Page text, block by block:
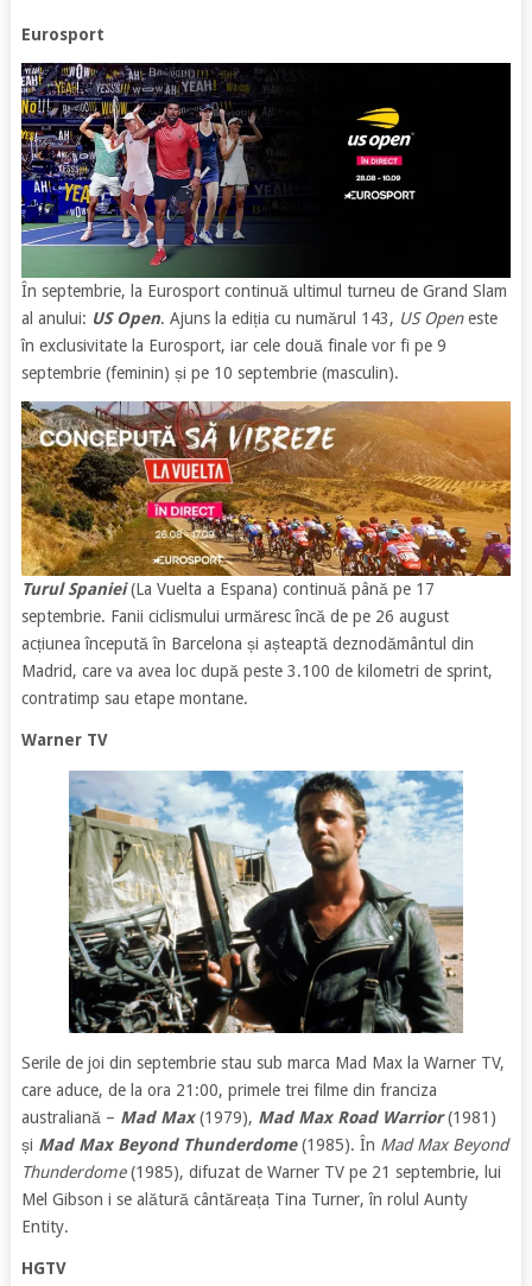
Eurosport
În septembrie, la Eurosport continuă ultimul turneu de Grand Slam
al anului: US Open. Ajuns la ediția cu numărul 143, US Openeste
în exclusivitate la Eurosport, iar cele două finale vor fi pe 9
septembrie (feminin) și pe 10 septembrie (masculin).
Turul Spaniei(La Vuelta a Espana) continuă până pe 17
septembrie. Fanii ciclismului urmăresc încă de pe 26 august
acțiunea începută în Barcelona și așteaptă deznodământul din
Madrid, care va avea loc după peste 3.100 de kilometri de sprint,
contratimp sau etape montane.
Warner TV
Serile de joi din septembrie stau sub marca Mad Max la Warner TV,
care aduce, de la ora 21:00, primele trei filme din franciza
australiană – Mad Max(1979), Mad Max Road Warrior(1981)
și Mad Max Beyond Thunderdome(1985). În Mad Max Beyond
Thunderdome(1985), difuzat de Warner TV pe 21 septembrie, lui
Mel Gibson i se alătură cântăreața Tina Turner, în rolul Aunty
Entity.
HGTV